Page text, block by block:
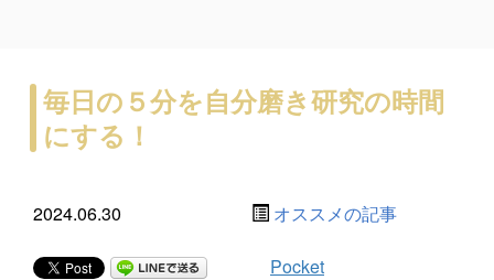
毎日の５分を自分磨き研究の時間
にする！
2024.06.30 オススメの記事
Pocket